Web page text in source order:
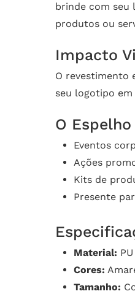
brinde com seu
produtos ou
Impacto
O revestimento
seu logotipo
O
Eventos
Ações
Kits de
Presente
Material: PU
Cores:
Tamanho: